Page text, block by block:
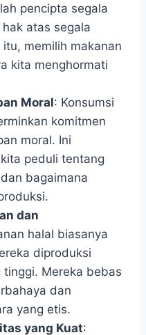
pencipta segala
atas segala
memilih makanan
kita menghormati
Moral: Konsumsi
komitmen
moral. Ini
peduli tentang
bagaimana
dan
halal biasanya
diproduksi
Mereka bebas
dan
yang etis.
yang Kuat: